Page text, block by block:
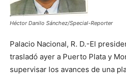
Héctor Danilo Sánchez/Special-Reporter
Palacio Nacional, R. D.-El
trasladó ayer a Puerto Plata y
supervisar los avances de una